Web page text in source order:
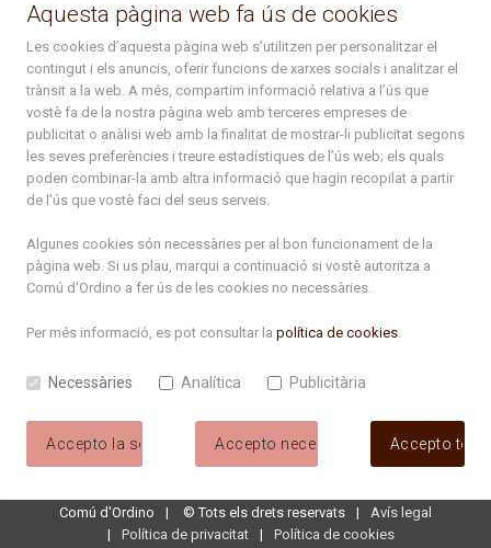
Nadal2025-26_web.pdf
Calendari busos Arcalís.pdf
ciclecinema2026.pdf
Programa_Cota1300_2026.pdf
Diada Bateig. Planning Comú Ordino.pdf
Programa_FiraVermut_2026_web.pdf
setmanes_joves_2026.pdf
NitCandela2026_web.pdf
Aquesta pàgina web fa ús de cookies
Les cookies d’aquesta pàgina web s’utilitzen per personalitzar el
contingut i els anuncis, oferir funcions de xarxes socials i analitzar el
trànsit a la web. A més, compartim informació relativa a l’ús que
vostè fa de la nostra pàgina web amb terceres empreses de
publicitat o anàlisi web amb la finalitat de mostrar-li publicitat segons
les seves preferències i treure estadístiques de l’ús web; els quals
poden combinar-la amb altra informació que hagin recopilat a partir
de l’ús que vostè faci del seus serveis.
Algunes cookies són necessàries per al bon funcionament de la
pàgina web. Si us plau, marqui a continuació si vostè autoritza a
Comú d'Ordino a fer ús de les cookies no necessàries.
Per més informació, es pot consultar la política de cookies.
Necessàries Analítica Publicitària
Accepto la selecció Accepto necessàries Accepto
Comú d'Ordino ©Tots els drets reservats
Avís legal
Política de privacitat
Política de cookies